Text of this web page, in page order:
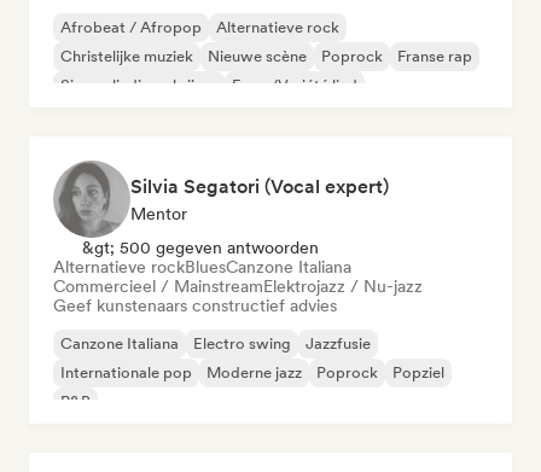
Afrobeat / Afropop
Alternatieve rock
Christelijke muziek
Nieuwe scène Poprock
Franse rap
Singer-liedjesschrijver
Frans/Variété lied
Silvia Segatori (Vocal expert)
Mentor
&gt; 500 gegeven antwoorden
Alternatieve rockBluesCanzone Italiana
Commercieel / MainstreamElektrojazz / Nu-jazz
Geef kunstenaars constructief advies
Canzone Italiana Electro swing
Jazzfusie
Internationale pop
Moderne jazz Poprock
Popziel
R&B